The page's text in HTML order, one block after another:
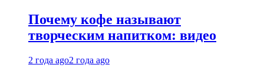
Почему кофе называют
творческим напитком: видео
2 года ago2 года ago